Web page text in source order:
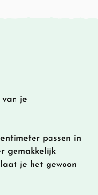
van je
passen in
gemakkelijk
je het gewoon